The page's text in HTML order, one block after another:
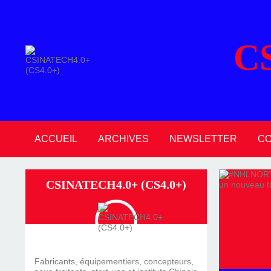
ACCUEIL ARCHIVES NEWSLETTER
CSINATECH4.0+ (CS4.0+)
Fabricants, équipementiers, concepteurs,